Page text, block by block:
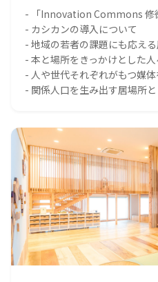
- 「Innovation Commons 修
- カシカンの導入について
- 地域の若者の課題にも応え
- 本と場所をきっかけとした
- 人や世代それぞれがもつ媒
- 関係人口を生み出す居場所